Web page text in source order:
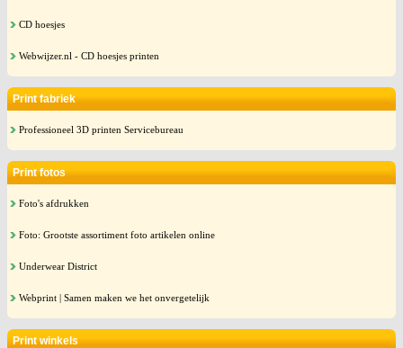
CD hoesjes
Webwijzer.nl - CD hoesjes printen
Print fabriek
Professioneel 3D printen Servicebureau
Print fotos
Foto's afdrukken
Foto: Grootste assortiment foto artikelen online
Underwear District
Webprint | Samen maken we het onvergetelijk
Print winkels